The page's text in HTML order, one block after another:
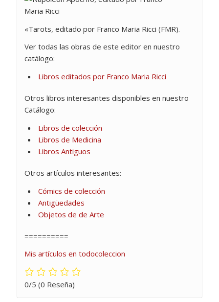
«Tarots, editado por Franco Maria Ricci (FMR).
Ver todas las obras de este editor en nuestro
catálogo:
Libros editados por Franco Maria Ricci
Otros libros interesantes disponibles en nuestro
Catálogo:
Libros de colección
Libros de Medicina
Libros Antiguos
Otros artículos interesantes:
Cómics de colección
Antigüedades
Objetos de de Arte
==========
Mis artículos en todocoleccion
0/5 (0 Reseña)